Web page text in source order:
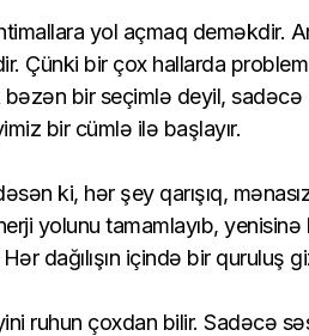
yol açmaq deməkdir.
Çünki bir çox hallarda
bəzən bir seçimlə deyil,
bir cümlə ilə başlayır.
ki, hər şey qarışıq,
yolunu tamamlayıb, yenisinə
Hər dağılışın içində bir quruluş
ruhun çoxdan bilir. Sadəcə